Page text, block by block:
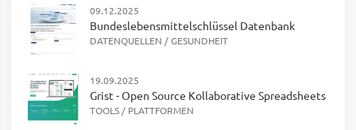
09.12.2025
Bundeslebensmittelschlüssel Datenbank
DATENQUELLEN /GESUNDHEIT
19.09.2025
Grist - Open Source Kollaborative Spreadsheets
TOOLS / PLATTFORMEN